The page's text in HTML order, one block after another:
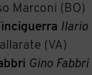
Marconi (BO)
Ilario
(VA)
Gino Fabbri